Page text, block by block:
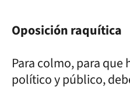
Oposición raquítica
Para colmo, para
político y público,